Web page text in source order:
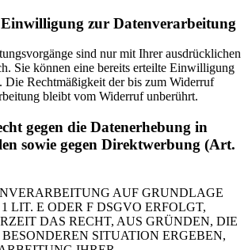
zur Datenverarbeitung
sind nur mit Ihrer ausdrücklichen
Sie können eine bereits erteilte Einwilligung
Die Rechtmäßigkeit der bis zum Widerruf
bleibt vom Widerruf unberührt.
gegen die Datenerhebung in
sowie gegen Direktwerbung (Art.
AUF GRUNDLAGE
LIT. E ODER F DSGVO ERFOLGT,
DAS RECHT, AUS GRÜNDEN, DIE
SITUATION ERGEBEN,